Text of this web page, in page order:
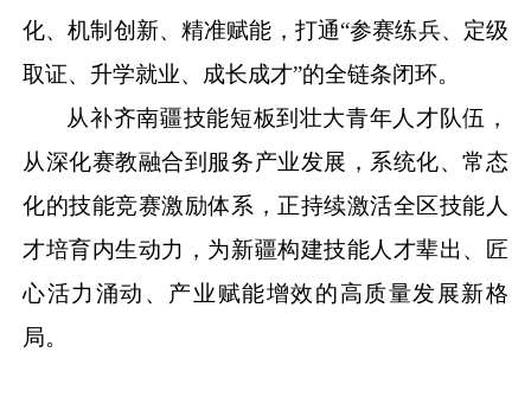
化、机制创新、精准赋能，打通“参赛练兵、定级
取证、升学就业、成长成才”的全链条闭环。
从补齐南疆技能短板到壮大青年人才队伍，
从深化赛教融合到服务产业发展，系统化、常态
化的技能竞赛激励体系，正持续激活全区技能人
才培育内生动力，为新疆构建技能人才辈出、匠
心活力涌动、产业赋能增效的高质量发展新格
局。